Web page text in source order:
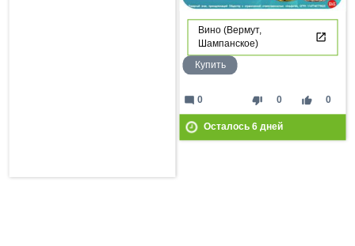
Вино (Вермут,
Шампанское)
Купить
thumb_down 0 thumb_up 0
mode_comment 0
Осталось 6дней